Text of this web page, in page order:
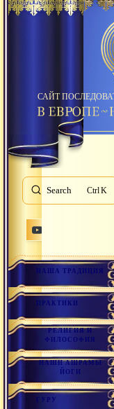
САЙТ
Search K
НАША ТРАДИЦИЯ
ПРАКТИКИ
РЕЛИГИЯ И
ФИЛОСОФИЯ
НАШИ АШРАМЫ
ЙОГИ
ГУРУ